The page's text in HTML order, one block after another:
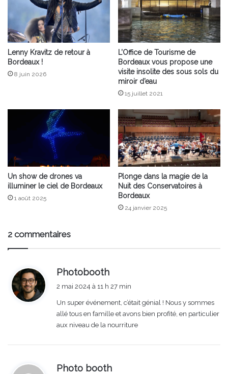
Lenny Kravitz de retour à
Bordeaux !
8 juin 2026
L’Office de Tourisme de
Bordeaux vous propose une
visite insolite des sous sols du
miroir d’eau
15 juillet 2021
Un show de drones va
illuminer le ciel de Bordeaux
1 août 2025
Plonge dans la magie de la
Nuit des Conservatoires à
Bordeaux
24 janvier 2025
2 commentaires
Photobooth
:
2 mai 2024 à 11 h 27 min
Un super événement, c’était génial ! Nous y sommes
allé tous en famille et avons bien profité, en particulier
aux niveau de la nourriture
Photo booth